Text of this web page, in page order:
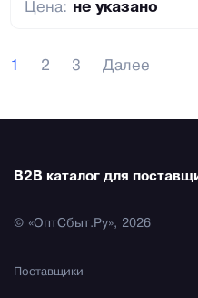
Цена: не указано
1 2 3 Далее
B2B каталог для
© «ОптСбыт.Ру», 2026
Поставщики